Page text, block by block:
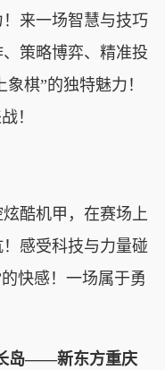
来一场智慧与技巧
策略博弈、精准投
棋”的独特魅力！
！
酷机甲，在赛场上
感受科技与力量碰
快感！一场属于勇
岛——新东方重庆